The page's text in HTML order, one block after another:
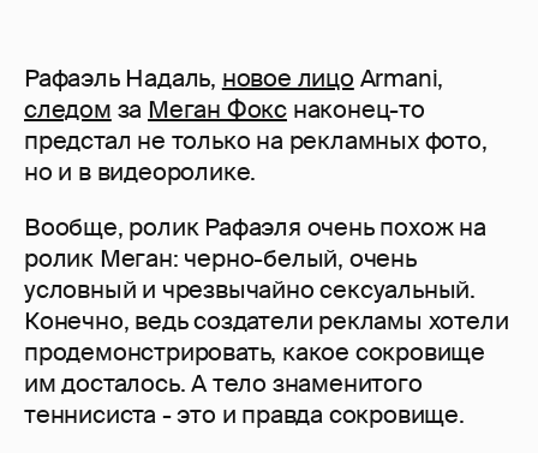
Рафаэль Надаль, новое лицо Armani,
следом за Меган Фокс наконец-то
предстал не только на рекламных фото,
но и в видеоролике.
Вообще, ролик Рафаэля очень похож на
ролик Меган: черно-белый, очень
условный и чрезвычайно сексуальный.
Конечно, ведь создатели рекламы хотели
продемонстрировать, какое сокровище
им досталось. А тело знаменитого
теннисиста - это и правда сокровище.